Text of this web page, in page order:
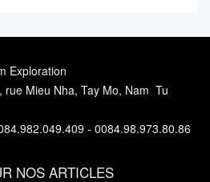
Exploration
rue Mieu Nha, Tay Mo, Nam Tu
- 0084.98.973.80.86
NOS ARTICLES